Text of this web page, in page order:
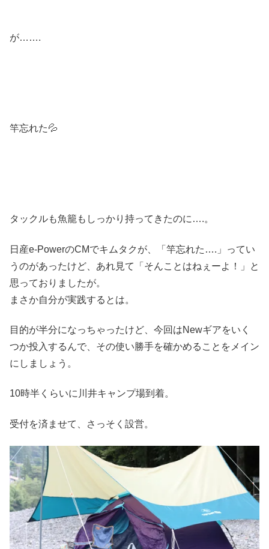
が…….
竿忘れた💦
タックルも魚籠もしっかり持ってきたのに….。
日産e-PowerのCMでキムタクが、「竿忘れた….」ってい
うのがあったけど、あれ見て「そんことはねぇーよ！」と
思っておりましたが。
まさか自分が実践するとは。
目的が半分になっちゃったけど、今回はNewギアをいく
つか投入するんで、その使い勝手を確かめることをメイン
にしましょう。
10時半くらいに川井キャンプ場到着。
受付を済ませて、さっそく設営。